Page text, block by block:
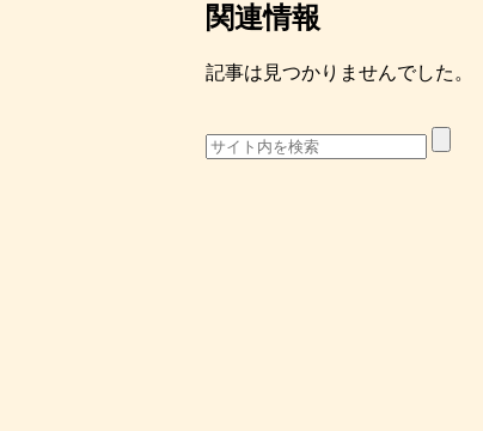
関連情報
記事は見つかりませんでした。